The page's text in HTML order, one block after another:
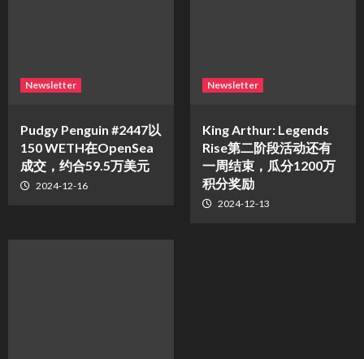
Newsletter
Pudgy Penguin #2447以
150 WETH在OpenSea
成交，约合59.5万美元
2024-12-16
Newsletter
King Arthur: Legends
Rise第二阶段活动还有
一周结束，瓜分1200万
积分奖励
2024-12-13